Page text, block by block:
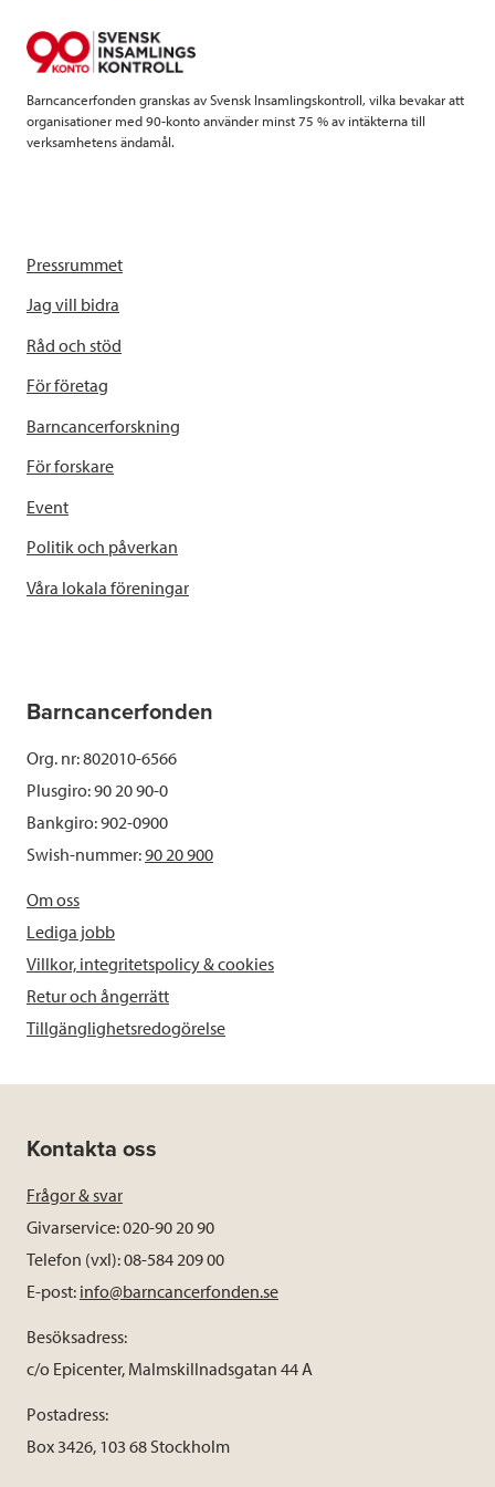
k
Barncancerfonden granskas av Svensk Insamlingskontroll, vilka bevakar att
organisationer med 90-konto använder minst 75 % av intäkterna till
verksamhetens ändamål.
Pressrummet
Jag vill bidra
Råd och stöd
För företag
Barncancerforskning
För forskare
Event
Politik och påverkan
Våra lokala föreningar
Barncancerfonden
Org. nr: 802010-6566
Plusgiro: 90 20 90-0
Bankgiro: 902-0900
Swish-nummer:90 20 900
Om oss
Lediga jobb
Villkor, integritetspolicy & cookies
Retur och ångerrätt
Tillgänglighetsredogörelse
Kontakta oss
Frågor & svar
Givarservice: 020-90 20 90
Telefon (vxl): 08-584 209 00
E-post: info@barncancerfonden.se
Besöksadress:
c/o Epicenter, Malmskillnadsgatan 44 A
Postadress:
Box 3426, 103 68 Stockholm